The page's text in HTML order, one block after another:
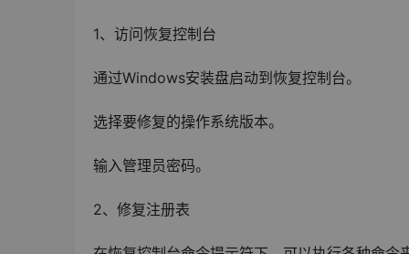
1、访问恢复控制台
通过Windows安装盘启动到恢复控制台。
选择要修复的操作系统版本。
输入管理员密码。
2、修复注册表